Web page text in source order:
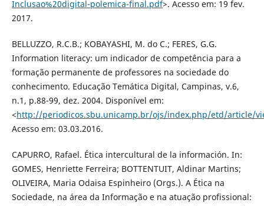
Inclusao%20digital-polemica-final.pdf>. Acesso em: 19 fev.
2017.
BELLUZZO, R.C.B.; KOBAYASHI, M. do C.; FERES, G.G.
Information literacy: um indicador de competência para a
formação permanente de professores na sociedade do
conhecimento. Educação Temática Digital, Campinas, v.6,
n.1, p.88-99, dez. 2004. Disponível em:
<http://periodicos.sbu.unicamp.br/ojs/index.php/etd/article/
Acesso em: 03.03.2016.
CAPURRO, Rafael. Ética intercultural de la información. In:
GOMES, Henriette Ferreira; BOTTENTUIT, Aldinar Martins;
OLIVEIRA, Maria Odaisa Espinheiro (Orgs.). A Ética na
Sociedade, na área da Informação e na atuação profissional: